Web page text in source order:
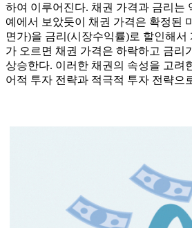
하여 이루어진다. 채권 가격과 금리는
예에서 보았듯이 채권 가격은 확정된
면가)을 금리(시장수익률)로 할인해서
가 오르면 채권 가격은 하락하고 금리
상승한다. 이러한 채권의 속성을 고려
어적 투자 전략과 적극적 투자 전략으